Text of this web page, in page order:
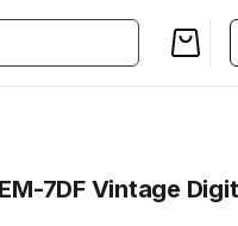
7DF Vintage